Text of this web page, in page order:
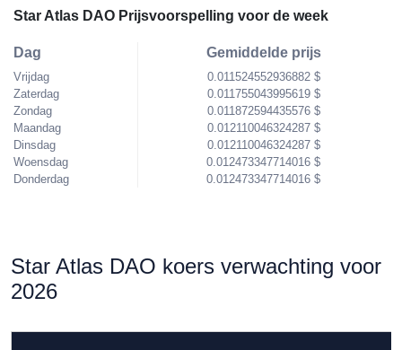
Star Atlas DAO Prijsvoorspelling voor de week
Dag
Vrijdag
Zaterdag
Zondag
Maandag
Dinsdag
Woensdag
Donderdag
Gemiddelde prijs
0.011524552936882 $
0.011755043995619 $
0.011872594435576 $
0.012110046324287 $
0.012110046324287 $
0.012473347714016 $
0.012473347714016 $
Star Atlas DAO koers verwachting voor
2026